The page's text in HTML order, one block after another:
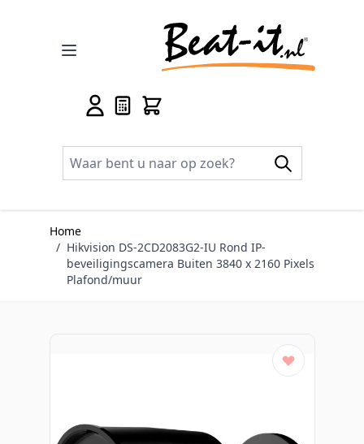
Home
/ Hikvision DS-2CD2083G2-IU Rond IP-
beveiligingscamera Buiten 3840 x 2160 Pixels
Plafond/muur